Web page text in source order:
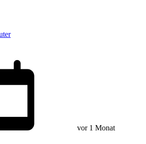
vor 1 Monat